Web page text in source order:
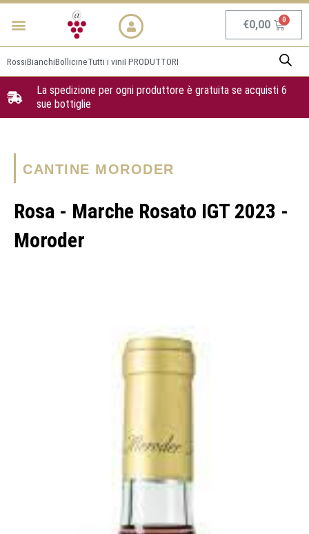
Vai
Menu €0,00
RossiBianchiBollicineTutti i viniI PRODUTTORI
La spedizione per ogni produttore è gratuita se acquisti 6
sue bottiglie
CANTINE MORODER
Rosa - Marche Rosato IGT 2023 -
Moroder